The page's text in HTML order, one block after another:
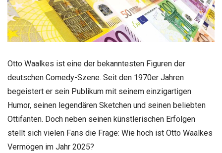
Otto Waalkes ist eine der bekanntesten Figuren der
deutschen Comedy-Szene. Seit den 1970er Jahren
begeistert er sein Publikum mit seinem einzigartigen
Humor, seinen legendären Sketchen und seinen beliebten
Ottifanten. Doch neben seinen künstlerischen Erfolgen
stellt sich vielen Fans die Frage: Wie hoch ist Otto Waalkes
Vermögen im Jahr 2025?